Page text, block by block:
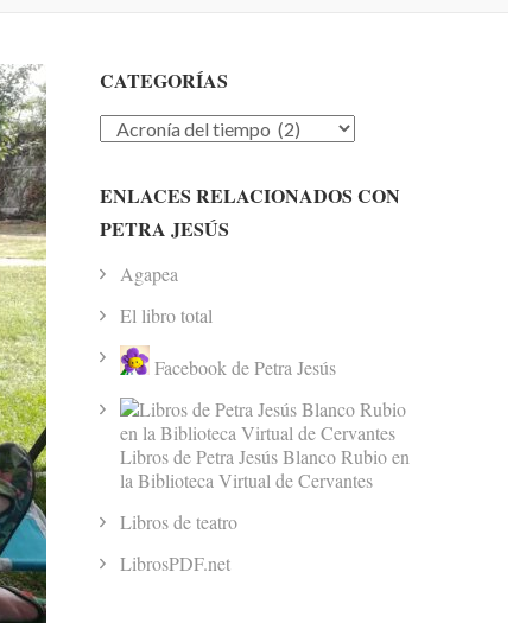
CATEGORÍAS
Categorías
ENLACES RELACIONADOS CON
PETRA JESÚS
Agapea
El libro total
Facebook de Petra Jesús
Libros de Petra Jesús Blanco Rubio en
la Biblioteca Virtual de Cervantes
Libros de teatro
LibrosPDF.net